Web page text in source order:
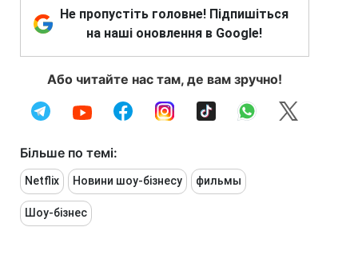
Не пропустіть головне! Підпишіться
на наші оновлення в Google!
Або читайте нас там, де вам зручно!
Більше по темі:
Netflix Новини шоу-бізнесу фильмы
Шоу-бізнес